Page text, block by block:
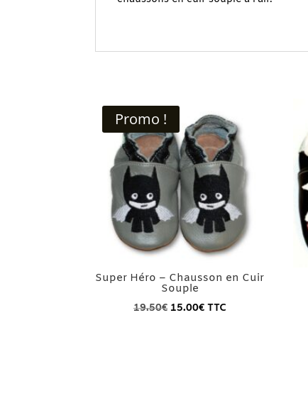
Promo !
Super Héro – Chausson en Cuir
Souple
19.50€ Le
15.00€Le
TTC